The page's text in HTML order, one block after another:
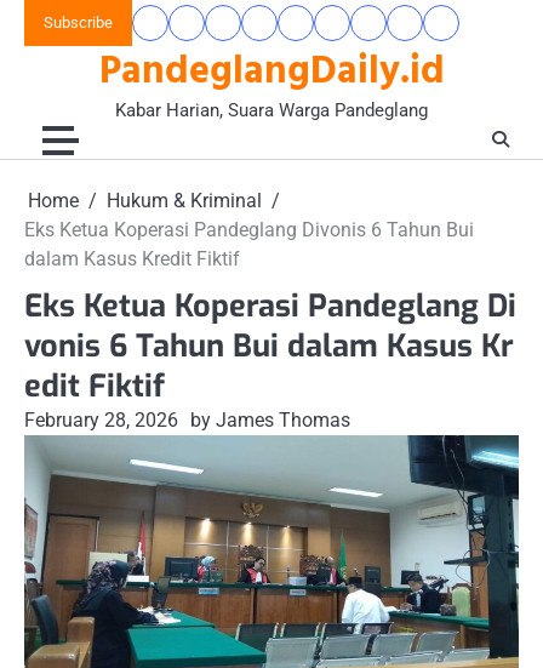
Subscribe
PandeglangDaily.id
Kabar Harian, Suara Warga Pandeglang
BerandaBanten
Raya
Gaya
Hidup
&
Komunitas
Hukum
Kriminal
Nasional
Opini
Wacana
Pandeglang
Today
Pendidikan
&
Kesehatan
Wisata
&
Home
Hukum & Kriminal
Eks Ketua Koperasi Pandeglang Divonis 6 Tahun Bui
dalam Kasus Kredit Fiktif
Eks Ketua Koperasi Pandeglang Di
vonis 6 Tahun Bui dalam Kasus Kr
edit Fiktif
February 28, 2026 by James Thomas